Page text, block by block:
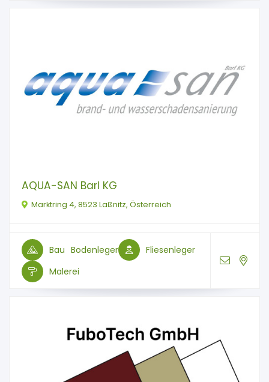
AQUA-SAN Barl KG
Marktring 4, 8523 Laßnitz, Österreich
Bau Bodenleger
Fliesenleger
Malerei